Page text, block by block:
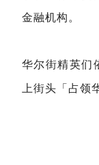
金融机构。
华尔街精英们
上街头「占领